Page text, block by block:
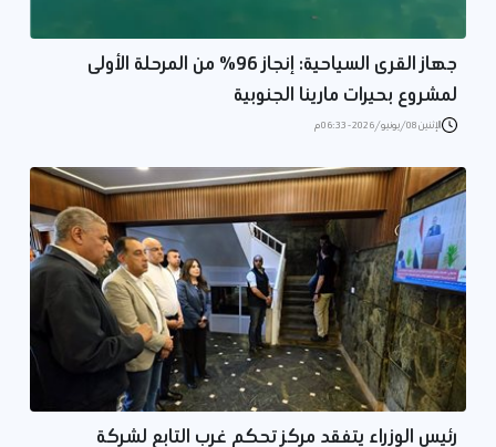
جهاز القرى السياحية: إنجاز 96% من المرحلة الأولى
لمشروع بحيرات مارينا الجنوبية
الإثنين 08/يونيو/2026 - 06:33 م
رئيس الوزراء يتفقد مركز تحكم غرب التابع لشركة